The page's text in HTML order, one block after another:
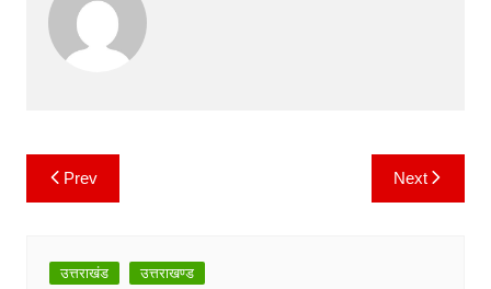
b
o
Post
navigation
Prev Next
उत्तराखंड उत्तराखण्ड